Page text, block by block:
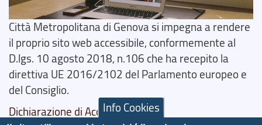
Città Metropolitana di Genova si impegna a rendere
il proprio sito web accessibile, conformemente al
D.lgs. 10 agosto 2018, n.106 che ha recepito la
direttiva UE 2016/2102 del Parlamento europeo e
del Consiglio.
Dichiarazione di Accessibilità
Info Cookies